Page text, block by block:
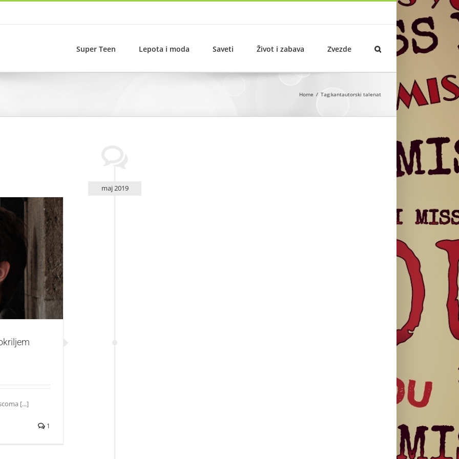
Super Teen Lepota i moda Saveti Život i zabava Zvezde
Home Tag:kantautorski talenat
maj 2019
[...]
1